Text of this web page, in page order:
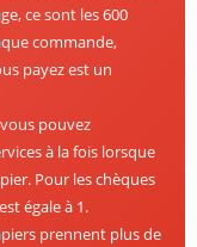
ce sont les 600
commande,
payez est un
pouvez
à la fois lorsque
Pour les chèques
égale à 1.
prennent plus de